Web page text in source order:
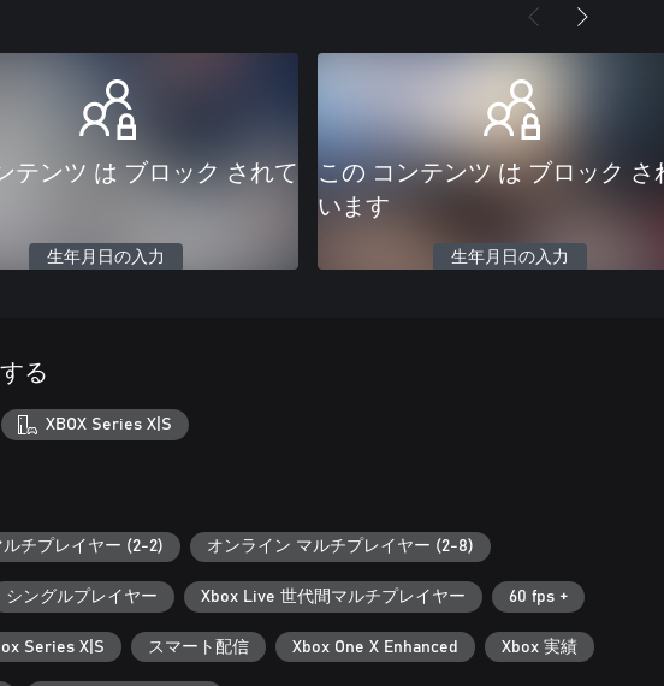
テンツ は ブロック されて
生年月日の入力
この コンテンツ は ブロック さ
います
生年月日の入力
る
XBOX Series X|S
チプレイヤー (2-2) オンライン マルチプレイヤー (2-8)
シングルプレイヤー Xbox Live 世代間マルチプレイヤー 60 fps +
Series X|S スマート配信 Xbox One X Enhanced Xbox 実績